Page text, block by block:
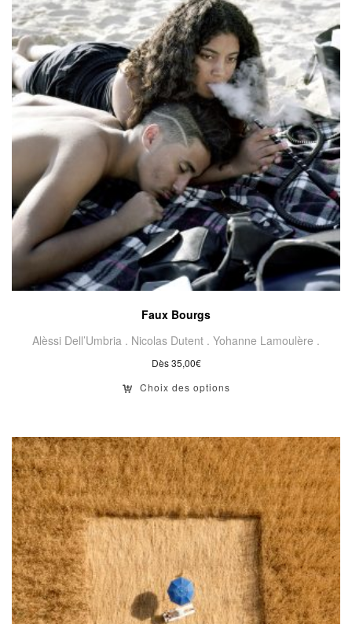
Faux Bourgs
Alèssi Dell’Umbria . Nicolas Dutent . Yohanne Lamoulère .
Dès35,00€
Choix des options